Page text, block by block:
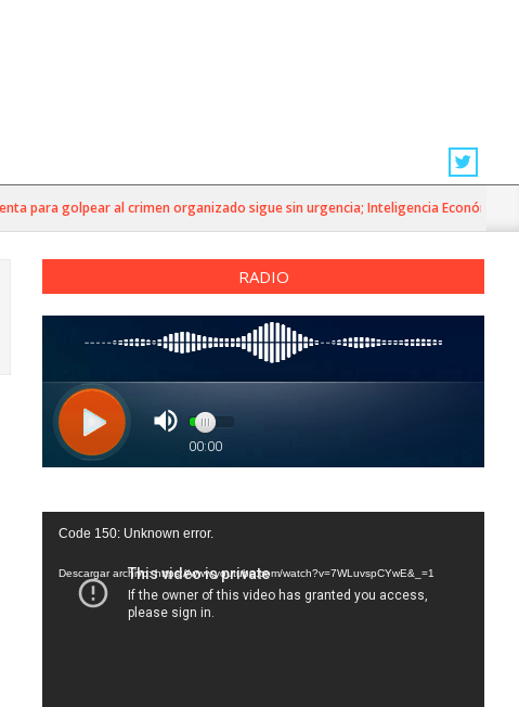
golpear al crimen organizado sigue sin urgencia; Inteligencia Económica»
RADIO
Reproductor
vídeo
Code 150: Unknown error.
Descargar archivo: https://www.youtube.com/watch?v=7WLuvspCYwE&_=1